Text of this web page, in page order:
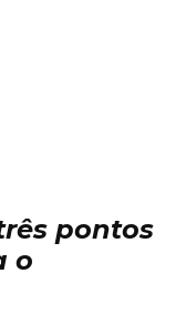
pontos
o